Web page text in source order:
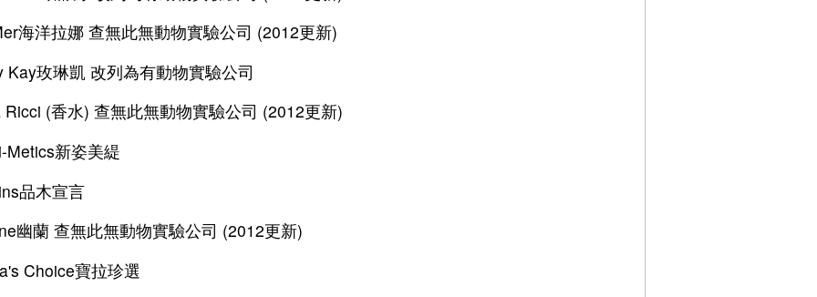
海洋拉娜 查無此無動物實驗公司 (2012更新)
Kay玫琳凱 改列為有動物實驗公司
Ricci (香水) 查無此無動物實驗公司 (2012更新)
Metics新姿美緹
品木宣言
幽蘭 查無此無動物實驗公司 (2012更新)
Choice寶拉珍選